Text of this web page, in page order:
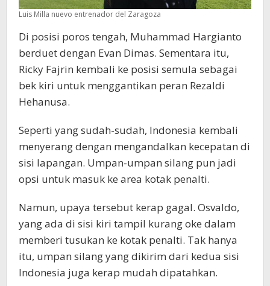
Luis Milla nuevo entrenador del Zaragoza
Di posisi poros tengah, Muhammad Hargianto
berduet dengan Evan Dimas. Sementara itu,
Ricky Fajrin kembali ke posisi semula sebagai
bek kiri untuk menggantikan peran Rezaldi
Hehanusa.
Seperti yang sudah-sudah, Indonesia kembali
menyerang dengan mengandalkan kecepatan di
sisi lapangan. Umpan-umpan silang pun jadi
opsi untuk masuk ke area kotak penalti.
Namun, upaya tersebut kerap gagal. Osvaldo,
yang ada di sisi kiri tampil kurang oke dalam
memberi tusukan ke kotak penalti. Tak hanya
itu, umpan silang yang dikirim dari kedua sisi
Indonesia juga kerap mudah dipatahkan.